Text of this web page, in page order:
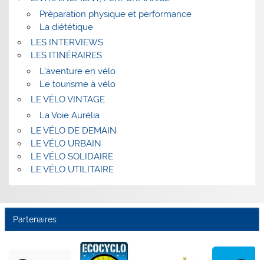
Préparation physique et performance
La diététique
LES INTERVIEWS
LES ITINÉRAIRES
L’aventure en vélo
Le tourisme à vélo
LE VÉLO VINTAGE
La Voie Aurélia
LE VÉLO DE DEMAIN
LE VÉLO URBAIN
LE VÉLO SOLIDAIRE
LE VÉLO UTILITAIRE
Partenaires